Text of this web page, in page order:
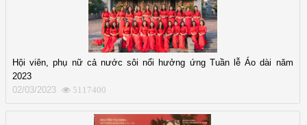
Hội viên, phụ nữ cả nước sôi nổi hưởng ứng Tuần lễ Áo dài năm
2023
02/03/2023
5117400